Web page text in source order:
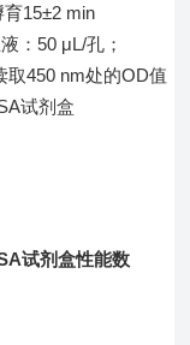
育15±2 min
：50 μL/孔；
取450 nm处的OD值
试剂盒性能数